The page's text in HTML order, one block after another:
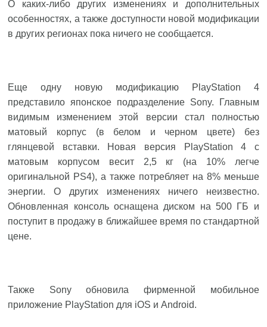
О каких-либо других изменениях и дополнительных
особенностях, а также доступности новой модификации
в других регионах пока ничего не сообщается.
Еще одну новую модификацию PlayStation 4
представило японское подразделение Sony. Главным
видимым изменением этой версии стал полностью
матовый корпус (в белом и черном цвете) без
глянцевой вставки. Новая версия PlayStation 4 с
матовым корпусом весит 2,5 кг (на 10% легче
оригинальной PS4), а также потребляет на 8% меньше
энергии. О других изменениях ничего неизвестно.
Обновленная консоль оснащена диском на 500 ГБ и
поступит в продажу в ближайшее время по стандартной
цене.
Также Sony обновила фирменной мобильное
приложение PlayStation для iOS и Android.